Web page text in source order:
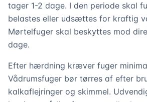
tager 1-2 dage. I den periode skal
belastes eller udsættes for kraftig
Mørtelfuger skal beskyttes mod
dage.
Efter hærdning kræver fuger
Vådrumsfuger bør tørres af efter
kalkaflejringer og skimmel.